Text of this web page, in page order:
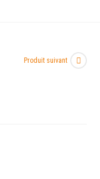
Produit suivant